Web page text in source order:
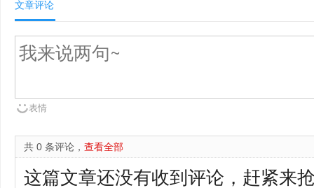
文章评论
表情
共 0 条评论， 查看全部
这篇文章还没有收到评论，赶紧来